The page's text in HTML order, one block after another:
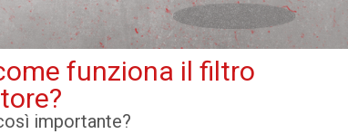
funziona il filtro
importante?